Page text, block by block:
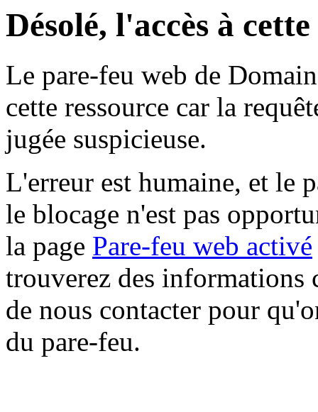
Désolé, l'accès à
Le pare-feu web de
cette ressource car la
jugée suspicieuse.
L'erreur est humaine, et le
le blocage n'est pas
la page Pare-feu web activé
trouverez des informations
de nous contacter pour
du pare-feu.